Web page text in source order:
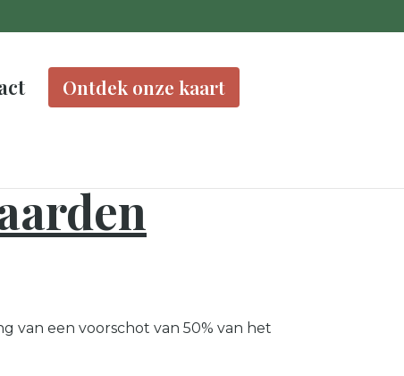
Ontdek onze kaart
van een voorschot van 50% van het